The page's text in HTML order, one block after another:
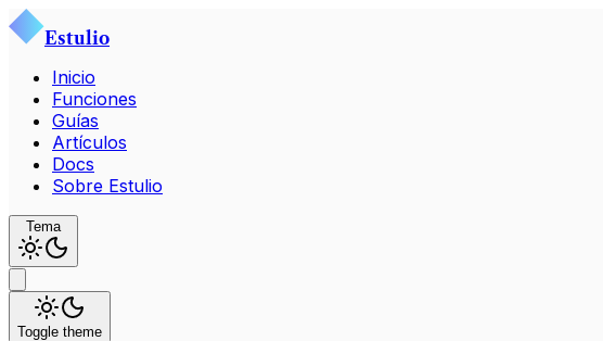
Estulio
Inicio
Funciones
Guías
Artículos
Docs
Sobre Estulio
Tema
Toggle theme